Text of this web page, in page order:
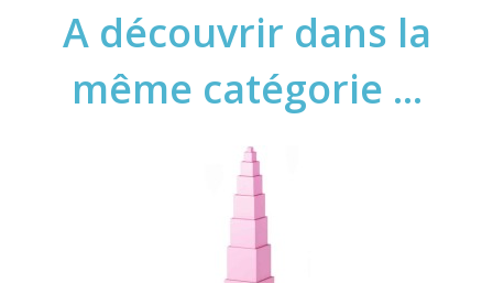
A découvrir dans la
même catégorie ...